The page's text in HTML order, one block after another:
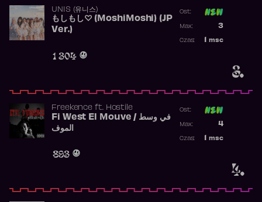
3.
UNIS (유니스)
もしもし♡ (MoshiMoshi) (JP
Ver.)
1 304
Ost:
3
Max:
msc
Czas:
4.
Freekence ft. Hostile
Fi West El Mouve / في وسط
الموف
893
Ost:
4
Max:
msc
Czas: